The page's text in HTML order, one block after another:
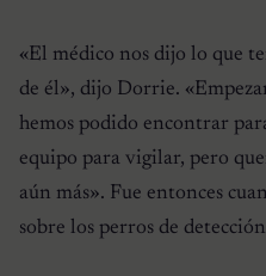
«El médico nos dijo lo que
de él», dijo Dorrie.
hemos podido encontrar
equipo para vigilar, pero
aún más». Fue entonces
sobre los perros de